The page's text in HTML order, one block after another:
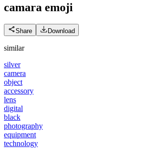
camara emoji
Share Download
similar
silver
camera
object
accessory
lens
digital
black
photography
equipment
technology